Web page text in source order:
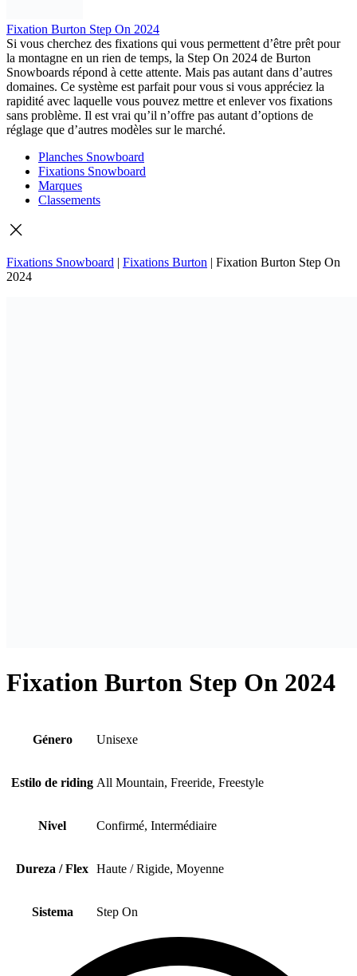
Fixation Burton Step On 2024
Si vous cherchez des fixations qui vous permettent d’être prêt pour
la montagne en un rien de temps, la Step On 2024 de Burton
Snowboards répond à cette attente. Mais pas autant dans d’autres
domaines. Ce système est parfait pour vous si vous appréciez la
rapidité avec laquelle vous pouvez mettre et enlever vos fixations
sans problème. Il est vrai qu’il n’offre pas autant d’options de
réglage que d’autres modèles sur le marché.
Planches Snowboard
Fixations Snowboard
Marques
Classements
Fixations Snowboard | Fixations Burton | Fixation Burton Step On
2024
Fixation Burton Step On 2024
Género Unisexe
Estilo de riding All Mountain, Freeride, Freestyle
Nivel Confirmé, Intermédiaire
Dureza / Flex Haute / Rigide, Moyenne
Sistema Step On